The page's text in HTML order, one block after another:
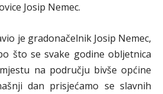
Josip Nemec.
je gradonačelnik Josip Nemec,
što se svake godine obljetnica
na području bivše općine
dan prisjećamo se slavnih